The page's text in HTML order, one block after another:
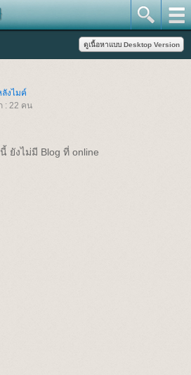
งไมค์
: 22 คน
ยังไม่มี Blog ที่ online